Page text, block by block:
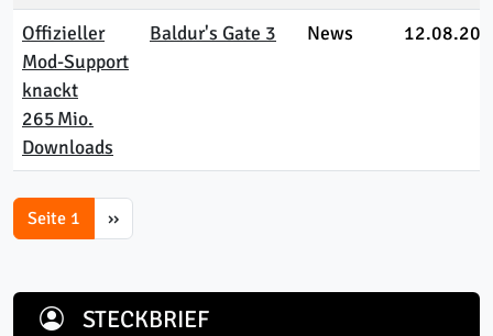
Offizieller
Mod‑Support
knackt
265 Mio.
Downloads
Baldur's Gate 3 News
Pagination
Seite 1 Next page
››
STECKBRIEF